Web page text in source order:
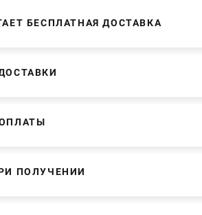
БЕСПЛАТНАЯ ДОСТАВКА
ПОЛУЧЕНИИ